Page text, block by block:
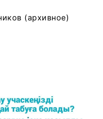
(архивное)